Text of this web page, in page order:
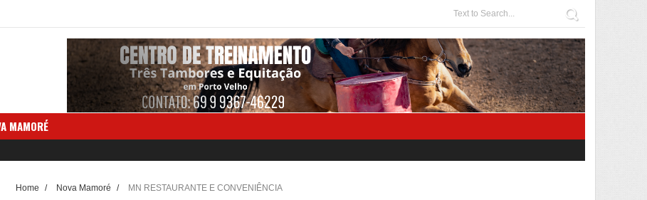
MAMORÉ
Home / Nova Mamoré / MN RESTAURANTE E CONVENIÊNCIA